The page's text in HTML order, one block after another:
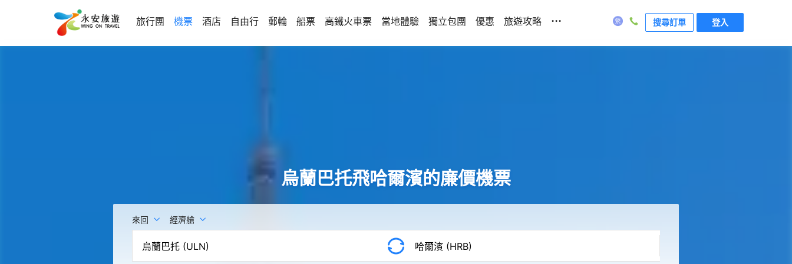
旅行團 機票 酒店 自由行 郵輪 船票 高鐵火車票 當地體驗 獨立包團 優惠 旅遊攻略 ... 搜尋訂單 登入
烏蘭巴托飛哈爾濱的廉價機票
來回 經濟艙